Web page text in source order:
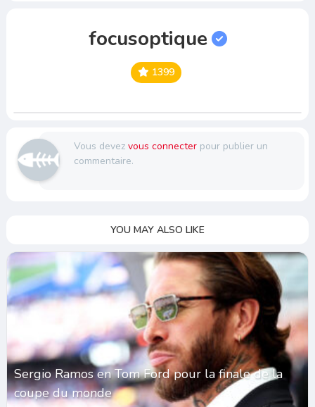
focusoptique
1399
Vous devez vous connecterpour publier un
commentaire.
YOU MAY ALSO LIKE
Sergio Ramos en Tom Ford pour la finale de la
coupe du monde